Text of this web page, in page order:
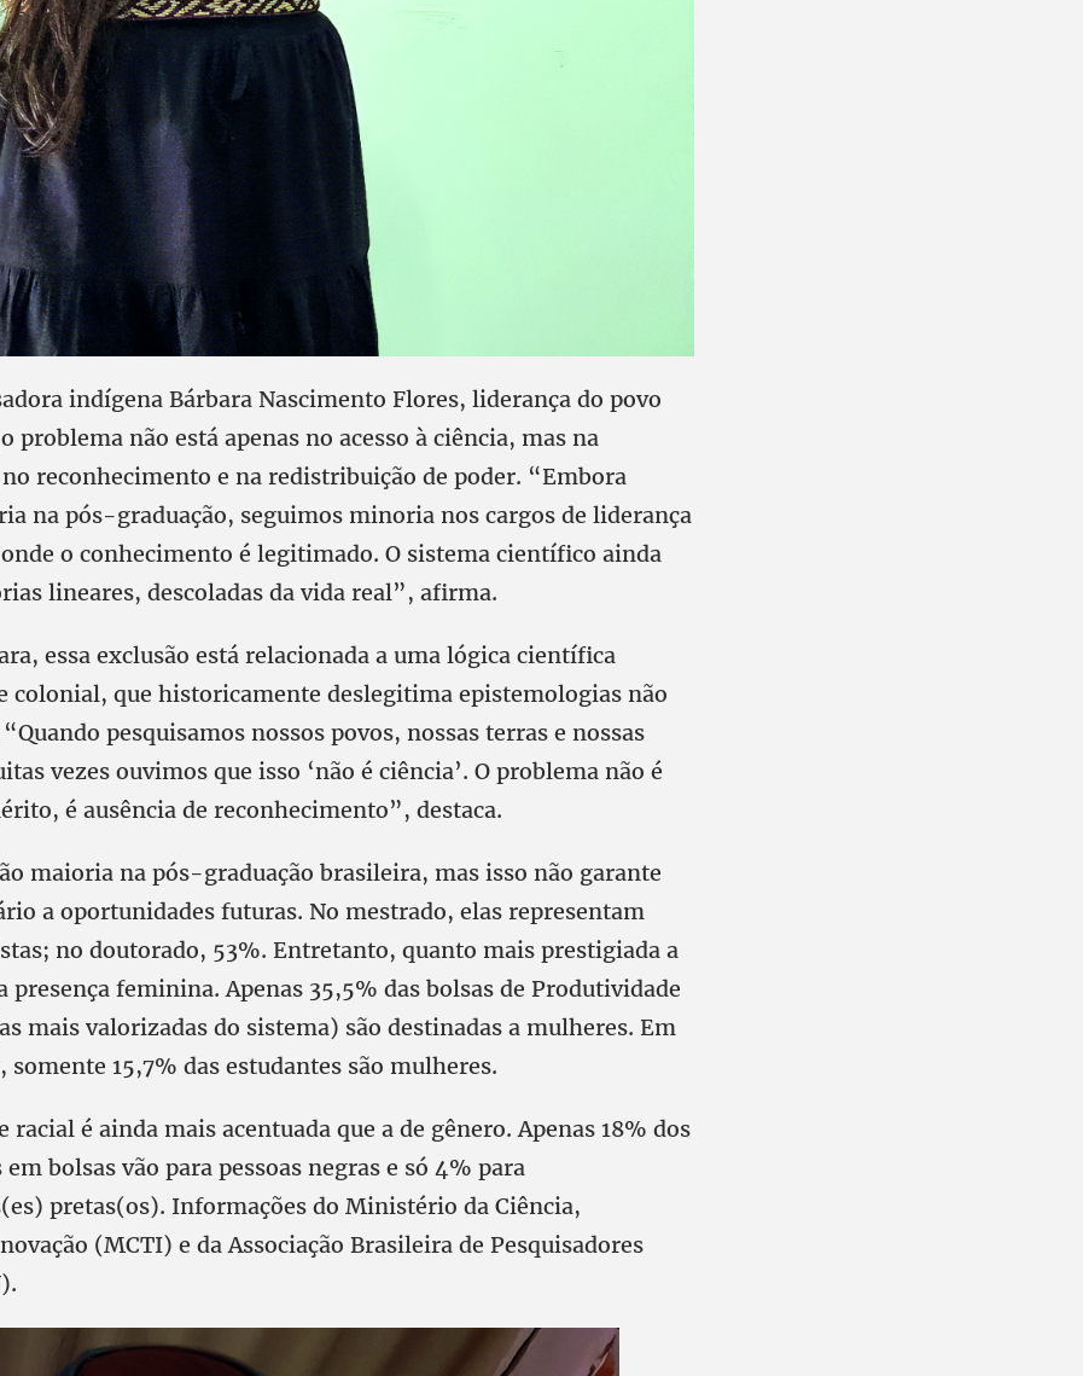
indígena Bárbara Nascimento Flores, liderança do povo
problema não está apenas no acesso à ciência, mas na
reconhecimento e na redistribuição de poder. “Embora
na pós-graduação, seguimos minoria nos cargos de liderança
onde o conhecimento é legitimado. O sistema científico ainda
lineares, descoladas da vida real”, afirma.
essa exclusão está relacionada a uma lógica científica
colonial, que historicamente deslegitima epistemologias não
pesquisamos nossos povos, nossas terras e nossas
vezes ouvimos que isso ‘não é ciência’. O problema não é
é ausência de reconhecimento”, destaca.
maioria na pós-graduação brasileira, mas isso não garante
a oportunidades futuras. No mestrado, elas representam
no doutorado, 53%. Entretanto, quanto mais prestigiada a
presença feminina. Apenas 35,5% das bolsas de Produtividade
mais valorizadas do sistema) são destinadas a mulheres. Em
somente 15,7% das estudantes são mulheres.
racial é ainda mais acentuada que a de gênero. Apenas 18% dos
bolsas vão para pessoas negras e só 4% para
pretas(os). Informações do Ministério da Ciência,
(MCTI) e da Associação Brasileira de Pesquisadores